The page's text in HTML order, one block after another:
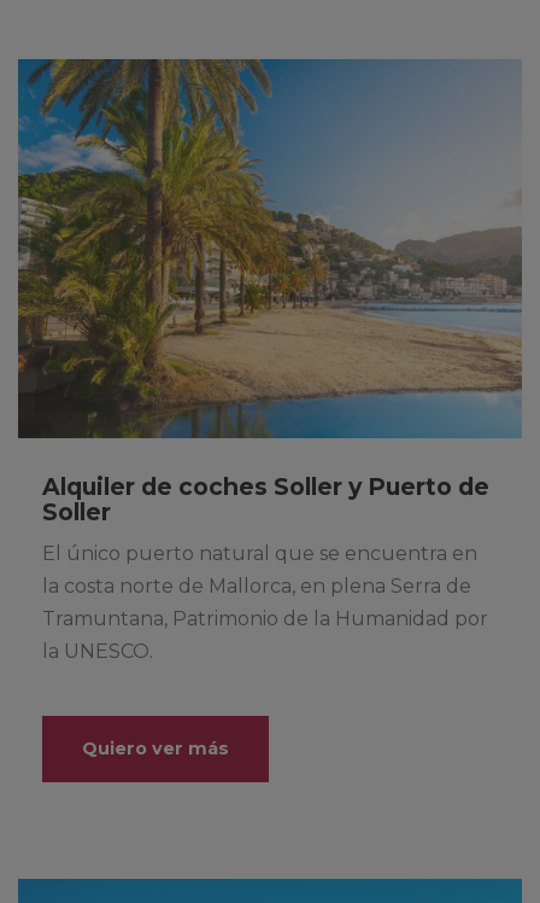
Alquiler de coches Soller y Puerto de
Soller
El único puerto natural que se encuentra en
la costa norte de Mallorca, en plena Serra de
Tramuntana, Patrimonio de la Humanidad por
la UNESCO.
Quiero ver más